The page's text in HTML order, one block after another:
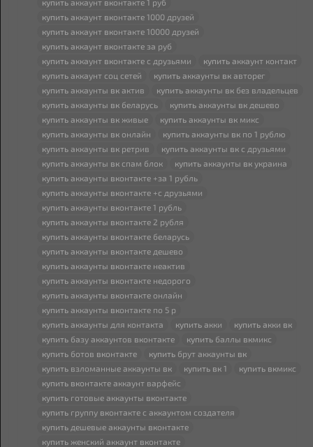
купить аккаунт вконтакте 1 руб
купить аккаунт вконтакте 1000 друзей
купить аккаунт вконтакте 10000 друзей
купить аккаунт вконтакте за руб
купить аккаунт вконтакте с друзьями купить аккаунт контакт
купить аккаунт соц сетей купить аккаунты вк авторег
купить аккаунты вк актив купить аккаунты вк без владельцев
купить аккаунты вк беларусь купить аккаунты вк дешево
купить аккаунты вк живые купить аккаунты вк микс
купить аккаунты вк онлайн купить аккаунты вк по 1 рублю
купить аккаунты вк ретрив купить аккаунты вк с друзьями
купить аккаунты вк спам блок купить аккаунты вк украина
купить аккаунты вконтакте +за 1 рубль
купить аккаунты вконтакте +с друзьями
купить аккаунты вконтакте 1 рубль
купить аккаунты вконтакте 2 рубля
купить аккаунты вконтакте беларусь
купить аккаунты вконтакте дешево
купить аккаунты вконтакте неактив
купить аккаунты вконтакте недорого
купить аккаунты вконтакте онлайн
купить аккаунты вконтакте по 5 р
купить аккаунты для контакта купить акки купить акки вк
купить базу аккаунтов вконтакте купить баллы вкмикс
купить ботов вконтакте купить брут аккаунты вк
купить взломанные аккаунты вк купить вк 1 купить вкмикс
купить вконтакте аккаунт варфейс
купить готовые аккаунты вконтакте
купить группу вконтакте с аккаунтом создателя
купить дешевые аккаунты вконтакте
купить женский аккаунт вконтакте